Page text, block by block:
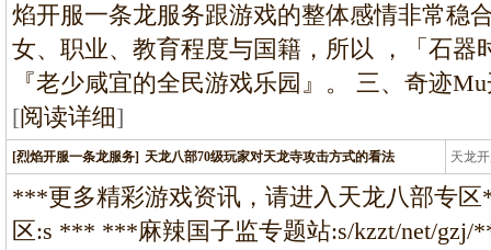
焰开服一条龙服务跟游戏的整体感情非常稳
女、职业、教育程度与国籍，所以 ，「石器
『老少咸宜的全民游戏乐园』。 三、奇迹
[阅读详细]
[烈焰开服一条龙服务] 天龙八部70级玩家对天龙寺攻击方式的看法 天龙
龙
***更多精彩游戏资讯，请进入天龙八部专
区:s *** ***麻辣国子监专题站:s/kzzt/net/